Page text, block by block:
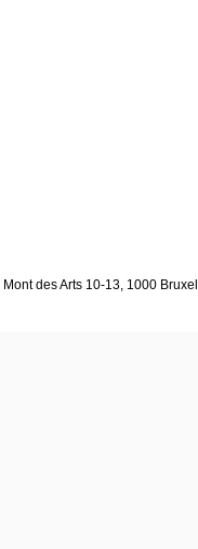
Mont des Arts 10-13, 1000